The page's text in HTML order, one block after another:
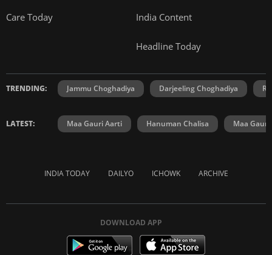
Care Today India Content
Headline Today
TRENDING: Jammu Choghadiya Darjeeling Choghadiya
LATEST: Maa Gauri Aarti Hanuman Chalisa Maa Gauri
INDIA TODAY DAILYO ICHOWK ARCHIVE
DOWNLOAD APP